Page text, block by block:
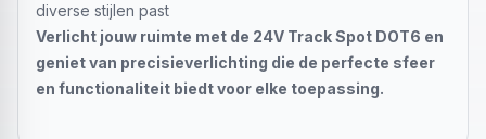
diverse stijlen past
Verlicht jouw ruimte met de 24V Track Spot DOT6 en
geniet van precisieverlichting die de perfecte sfeer
en functionaliteit biedt voor elke toepassing.